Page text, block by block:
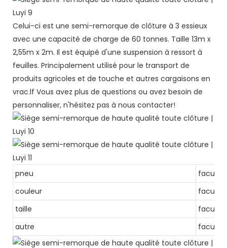
Celui-ci est une semi-remorque de clôture à 3 essieux
avec une capacité de charge de 60 tonnes. Taille 13m x
2,55m x 2m. Il est équipé d'une suspension à ressort à
feuilles. Principalement utilisé pour le transport de
produits agricoles et de touche et autres cargaisons en
vrac.lf Vous avez plus de questions ou avez besoin de
personnaliser, n'hésitez pas à nous contacter!
pneu
couleur
taille
autre